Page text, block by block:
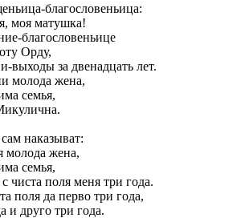
благословеньица:
моя матушка!
благословеньице
Орду,
выходы за двенадцать лет.
молода жена,
семья,
наказыват:
жена,
семья,
поля меня три года.
поля да перво три года,
и друго три года.